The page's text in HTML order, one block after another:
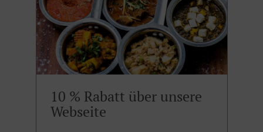
10 % Rabatt über unsere
Webseite